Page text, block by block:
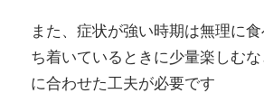
また、症状が強い時期は無理に
ち着いているときに少量楽しむ
に合わせた工夫が必要です